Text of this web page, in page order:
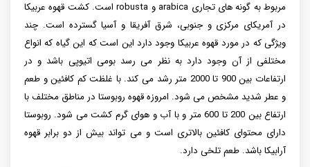
مربوط به گونه های تجاری arabica و robusta است. کشت قهوه عربیکا
در آمریکای مرکزی و جنوبی، شرق آفریقا و آسیا گسترده است. چند
ویژگی که در مورد قهوه عربیکا وجود دارد این است که این گیاه که انواع
مختلفی از آن وجود دارد به نظر می رسد بومی اتیوپی باشد و در
ارتفاعات بین 900 تا 2000 متر رشد می کند. با غلظت کم کافئین و طعم
و عطر شدید مشخص می شود. امروزه قهوه روبوستا در مناطق مختلف با
ارتفاع بین 200 تا 600 متر و با آب و هوای گرم کشت می شود. روبوستا
دارای محتوای کافئین بالاتری است و می تواند بیش از دو برابر قهوه
آرابیکا باشد. طعم تلخی دارد.